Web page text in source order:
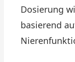
Dosierung
basierend